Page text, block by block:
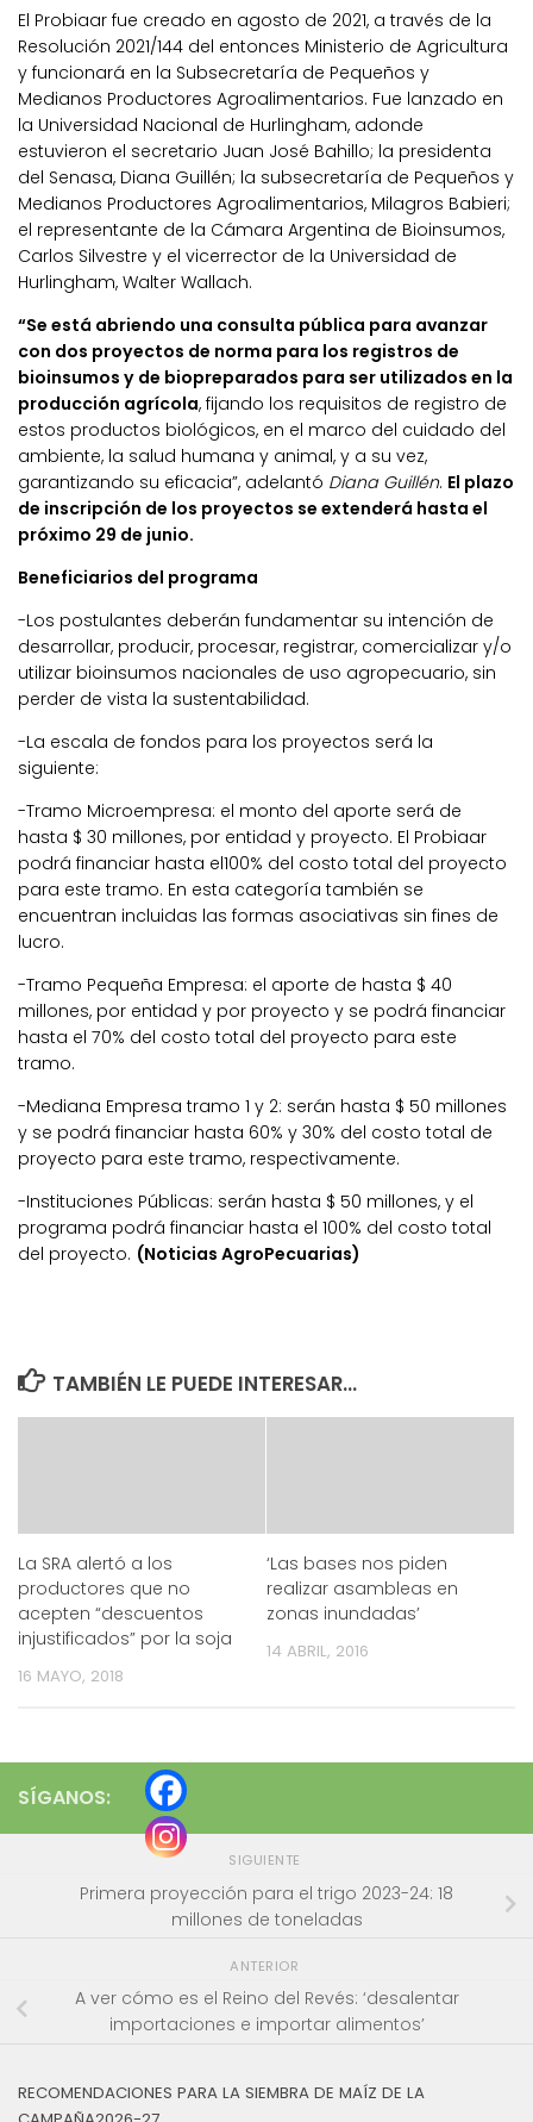
El Probiaar fue creado en agosto de 2021, a través de la
Resolución 2021/144 del entonces Ministerio de Agricultura
y funcionará en la Subsecretaría de Pequeños y
Medianos Productores Agroalimentarios. Fue lanzado en
la Universidad Nacional de Hurlingham, adonde
estuvieron el secretario Juan José Bahillo; la presidenta
del Senasa, Diana Guillén; la subsecretaría de Pequeños y
Medianos Productores Agroalimentarios, Milagros Babieri;
el representante de la Cámara Argentina de Bioinsumos,
Carlos Silvestre y el vicerrector de la Universidad de
Hurlingham, Walter Wallach.
“Se está abriendo una consulta pública para avanzar
con dos proyectos de norma para los registros de
bioinsumos y de biopreparados para ser utilizados en la
producción agrícola, fijando los requisitos de registro de
estos productos biológicos, en el marco del cuidado del
ambiente, la salud humana y animal, y a su vez,
garantizando su eficacia”, adelantó Diana Guillén. El plazo
de inscripción de los proyectos se extenderá hasta el
próximo 29 de junio.
Beneficiarios del programa
-Los postulantes deberán fundamentar su intención de
desarrollar, producir, procesar, registrar, comercializar y/o
utilizar bioinsumos nacionales de uso agropecuario, sin
perder de vista la sustentabilidad.
-La escala de fondos para los proyectos será la
siguiente:
-Tramo Microempresa: el monto del aporte será de
hasta $ 30 millones, por entidad y proyecto. El Probiaar
podrá financiar hasta el100% del costo total del proyecto
para este tramo. En esta categoría también se
encuentran incluidas las formas asociativas sin fines de
lucro.
-Tramo Pequeña Empresa: el aporte de hasta $ 40
millones, por entidad y por proyecto y se podrá financiar
hasta el 70% del costo total del proyecto para este
tramo.
-Mediana Empresa tramo 1 y 2: serán hasta $ 50 millones
y se podrá financiar hasta 60% y 30% del costo total de
proyecto para este tramo, respectivamente.
-Instituciones Públicas: serán hasta $ 50 millones, y el
programa podrá financiar hasta el 100% del costo total
del proyecto. (Noticias AgroPecuarias)
TAMBIÉN LE PUEDE INTERESAR...
La SRA alertó a los
productores que no
acepten “descuentos
injustificados” por la soja
16 MAYO, 2018
‘Las bases nos piden
realizar asambleas en
zonas inundadas’
14 ABRIL, 2016
SÍGANOS:
SIGUIENTE
Primera proyección para el trigo 2023-24: 18
millones de toneladas
ANTERIOR
A ver cómo es el Reino del Revés: ‘desalentar
importaciones e importar alimentos’
RECOMENDACIONES PARA LA SIEMBRA DE MAÍZ DE LA